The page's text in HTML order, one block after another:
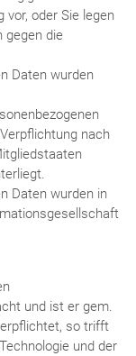
vor, oder Sie legen
gegen die
Daten wurden
nach
Daten wurden in
und ist er gem.
so trifft
und der